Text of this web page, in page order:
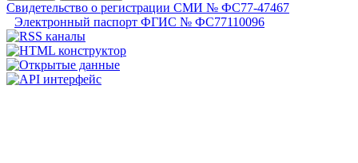
Свидетельство о регистрации СМИ № ФС77-47467
Электронный паспорт ФГИС № ФС77110096